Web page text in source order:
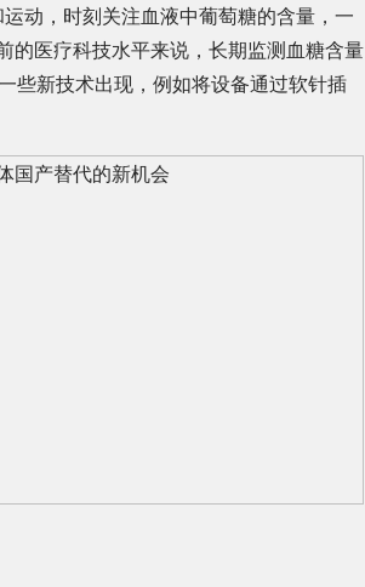
动，时刻关注血液中葡萄糖的含量，一
的医疗科技水平来说，长期监测血糖含量
些新技术出现，例如将设备通过软针插